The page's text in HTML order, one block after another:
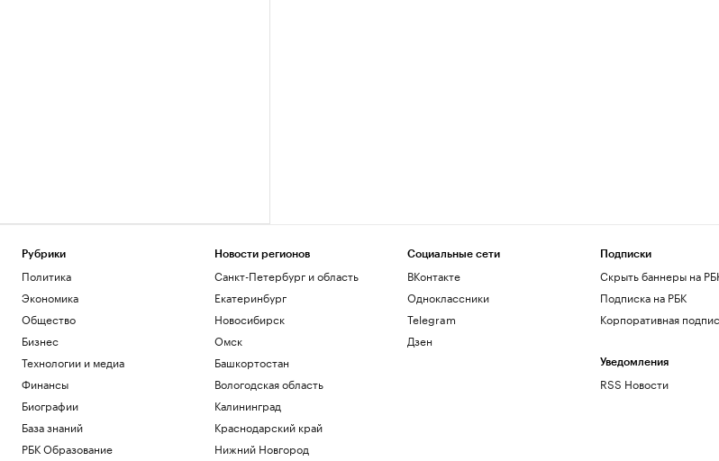
Рубрики
Политика
Экономика
Общество
Бизнес
Технологии и медиа
Финансы
Биографии
База знаний
РБК Образование
Новости регионов
Санкт-Петербург и область
Екатеринбург
Новосибирск
Омск
Башкортостан
Вологодская область
Калининград
Краснодарский край
Нижний Новгород
Социальные сети
ВКонтакте
Одноклассники
Telegram
Дзен
Подписки
Скрыть баннеры на
Подписка на РБК
Корпоративная
Уведомления
RSS Новости